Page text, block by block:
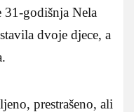
31-godišnja Nela
dvoje djece, a
prestrašeno, ali